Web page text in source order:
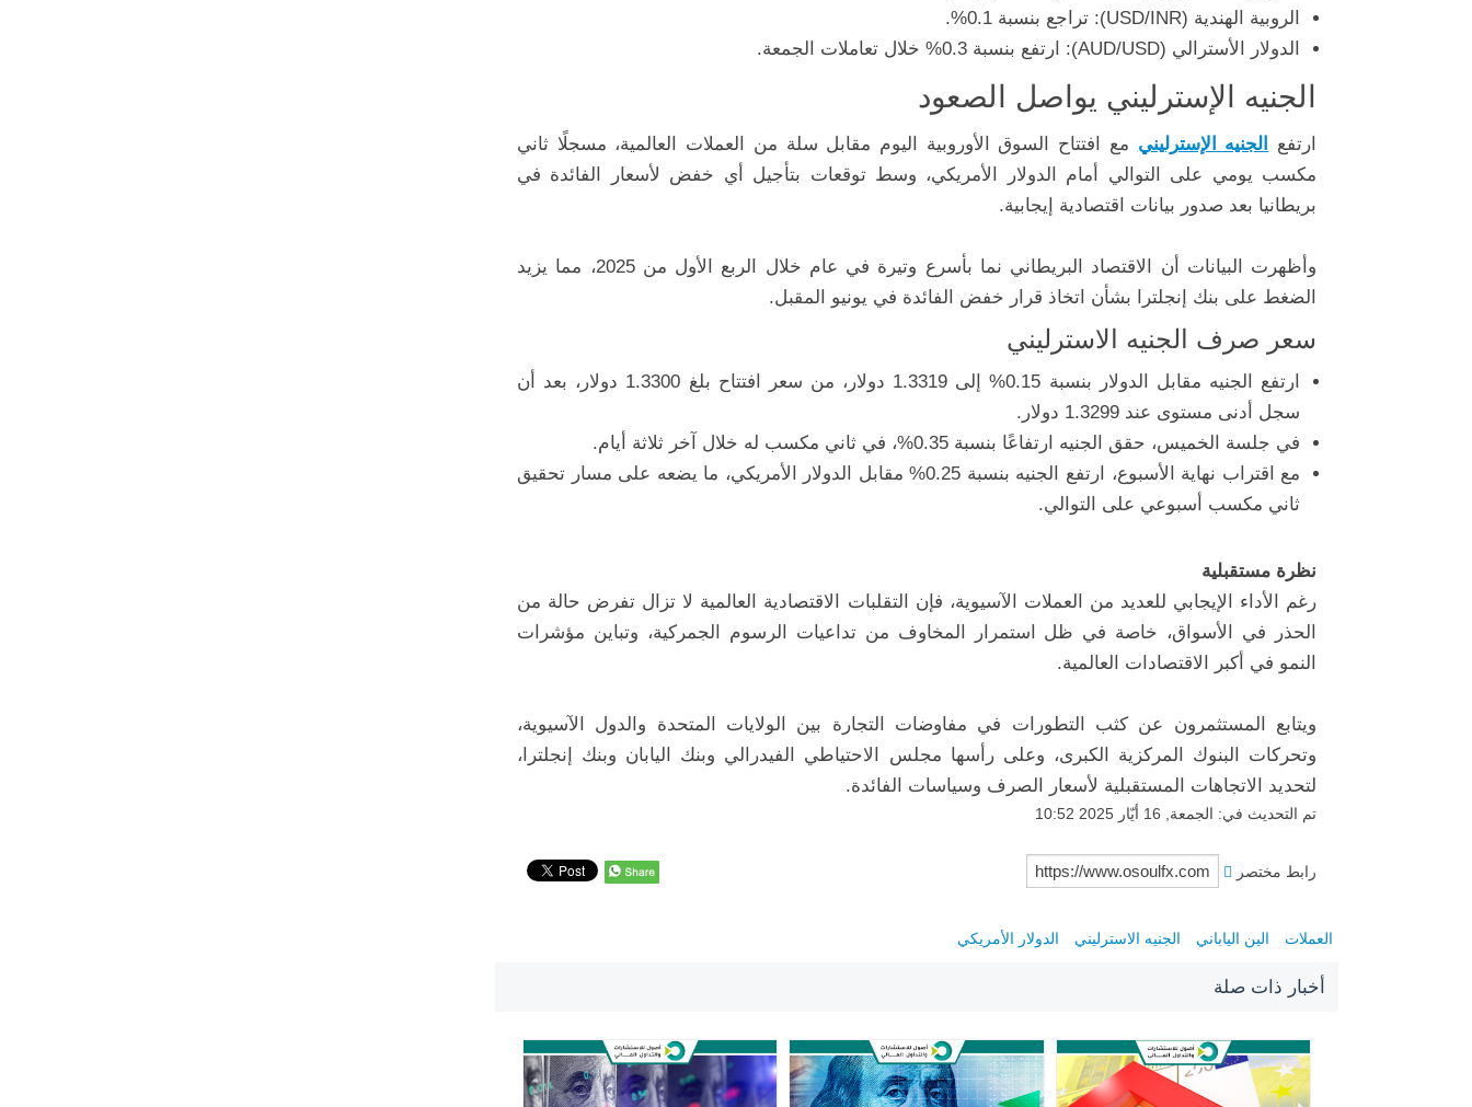
الروبية
الهندية ( USD/ INR): تراجع بنسبة 0.1%.
الدولار
الأسترالي ( AUD/USD): ارتفع بنسبة 0.3% خلال تعاملات الجمعة.
الجنيه الإسترليني يواصل الصعود
ارتفع الجنيه الإسترليني مع افتتاح السوق الأوروبية اليوم مقابل سلة من العملات العالمية، مسجلًا ثاني
مكسب يومي على التوالي أمام الدولار الأمريكي، وسطتوقعات بتأجيل أي خفض لأسعار الفائدة في
بريطانيا بعد صدور بيانات اقتصادية إيجابية.
وأظهرت البيانات أن الاقتصاد البريطاني نما بأسرع وتيرة في عام خلال الربع الأول من2025، مما يزيد
الضغط على بنك إنجلترا بشأن اتخاذ قرار خفض الفائدة في يونيو المقبل.
سعر صرف الجنيه الاسترليني
ارتفع الجنيه مقابل الدولار بنسبة 0.15% إلى 1.3319 دولار ، من سعر افتتاح بلغ 1.3300 دولار، بعد
أن
سجل
أدنى مستوى عند 1.3299 دولار.
في جلسة الخميس، حقق الجنيه ارتفاعًا بنسبة 0.35%، في ثاني مكسب له خلال آخر ثلاثة
أيام.
مع
اقتراب نهاية الأسبوع، ارتفع الجنيه بنسبة 0.25% مقابل الدولار الأمريكي، ما يضعه على مسار تحقيق
ثاني مكسب أسبوعي على التوالي.
نظرة مستقبلية
رغم
الأداء الإيجابي للعديد من العملات الآسيوية، فإن التقلبات الاقتصادية العالمية لا تزال تفرض حالة من
الحذر
في الأسواق، خاصة في ظل استمرار المخاوف منتداعيات الرسوم الجمركية، وتباين مؤشرات
النمو في أكبر الاقتصادات العالمية.
ويتابع المستثمرون عن كثب التطورات في مفاوضات التجارة بين الولايات المتحدة والدول
الآسيوية،
وتحركات
البنوك المركزية الكبرى، وعلىرأسها مجلس الاحتياطي الفيدرالي وبنك اليابان وبنك
إنجلترا،
لتحديد
الاتجاهات المستقبلية لأسعار الصرف وسياسات الفائدة.
تم التحديث في: الجمعة, 16 أيّار 2025 10:52
رابط مختصر
العملات الين الياباني الجنيه الاسترليني الدولار الأمريكي
أخبار ذات صلة